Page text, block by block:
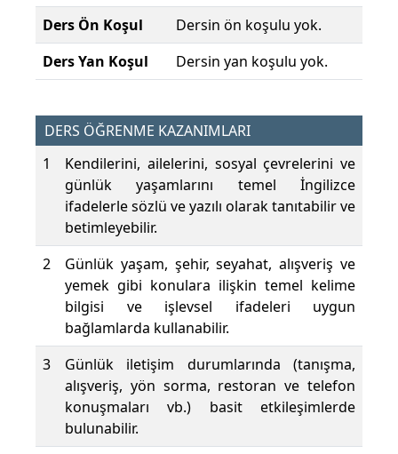
Ders Ön Koşul
Dersin ön koşulu yok.
Ders Yan Koşul
Dersin yan koşulu yok.
DERS ÖĞRENME KAZANIMLARI
1
Kendilerini, ailelerini, sosyal çevrelerini ve
günlük yaşamlarını temel İngilizce
ifadelerle sözlü ve yazılı olarak tanıtabilir ve
betimleyebilir.
2
Günlük yaşam, şehir, seyahat, alışveriş ve
yemek gibi konulara ilişkin temel kelime
bilgisi ve işlevsel ifadeleri uygun
bağlamlarda kullanabilir.
3
Günlük iletişim durumlarında (tanışma,
alışveriş, yön sorma, restoran ve telefon
konuşmaları vb.) basit etkileşimlerde
bulunabilir.